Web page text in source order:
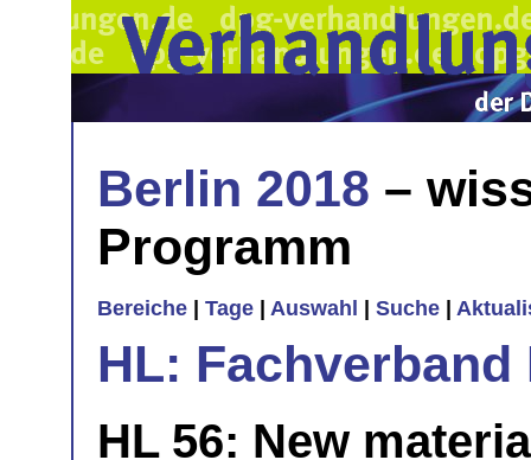
Berlin 2018 –
Programm
Bereiche Tage Auswahl Suche
HL:
HL 56: New